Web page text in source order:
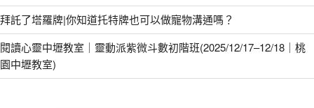
拜託了塔羅牌|你知道托特牌也可以做寵物溝通嗎？
閱讀心靈中壢教室｜靈動派紫微斗數初階班(2025/12/17–12/18｜桃
園中壢教室)